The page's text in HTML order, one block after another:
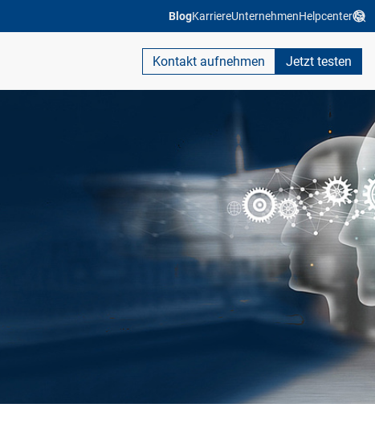
BlogKarriereUnternehmenHelpcenter
Kontakt aufnehmen Jetzt testen